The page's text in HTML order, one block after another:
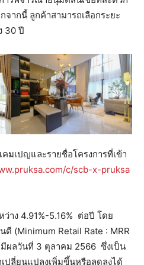
ากนี้ ลูกค้าสามารถเลือกระยะ
30 ปี
มเปญและรายชื่อโครงการที่เข้า
c/scb-x-pruksa
าง 4.91%-5.16% ต่อปี โดย
(Minimum Retail Rate : MRR
ผลวันที่ 3 ตุลาคม 2566 ซึ่งเป็น
ปลี่ยนแปลงเพิ่มขึ้นหรือลดลงได้